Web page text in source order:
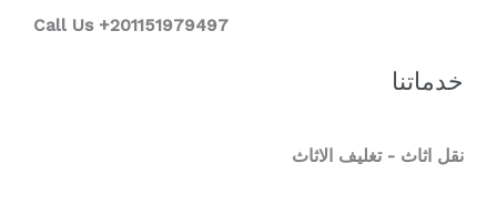
Call Us +201151979497
خدماتنا
نقل اثاث - تغليف الاثاث